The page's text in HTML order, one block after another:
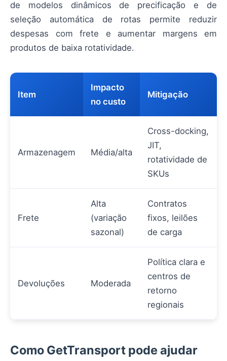
de modelos dinâmicos de precificação e de
seleção automática de rotas permite reduzir
despesas com frete e aumentar margens em
produtos de baixa rotatividade.
Item
Impacto
no custo
Mitigação
Armazenagem Média/alta
Cross-docking,
JIT,
rotatividade de
SKUs
Frete
Alta
(variação
sazonal)
Contratos
fixos, leilões
de carga
Devoluções Moderada
Política clara e
centros de
retorno
regionais
Como GetTransport pode ajudar